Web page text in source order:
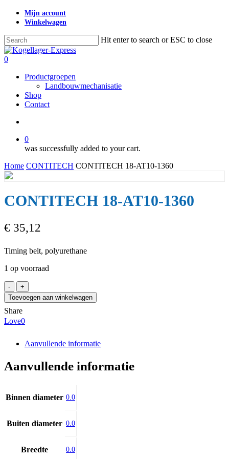
Skip
content
Mijn account
Winkelwagen
Hit enter to search or ESC to close
Close
Search
search
0
Productgroepen
Landbouwmechanisatie
Shop
Contact
0
was successfully added to your cart.
Home CONTITECH CONTITECH 18-AT10-1360
CONTITECH 18-AT10-1360
€ 35,12
Timing belt, polyurethane
1 op voorraad
CONTITECH
18-
AT10-
1360
aantal
Toevoegen aan winkelwagen
Share
Love0
Aanvullende informatie
Aanvullende informatie
Binnen diameter 0.0
Buiten diameter 0.0
Breedte 0.0